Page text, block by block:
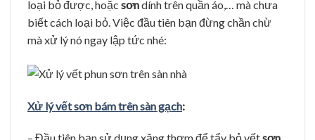
loại bỏ được, hoặc sơndính trên quần áo,… mà chưa
biết cách loại bỏ. Việc đầu tiên bạn đừng chần chừ
mà xử lý nó ngay lập tức nhé:
Xử lý vết sơn bám trên sàn gạch: